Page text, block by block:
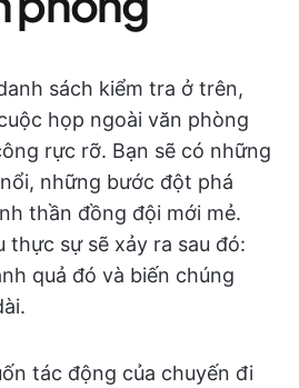
sách kiểm tra ở trên,
họp ngoài văn phòng
rực rỡ. Bạn sẽ có những
những bước đột phá
thần đồng đội mới mẻ.
thực sự sẽ xảy ra sau đó:
quả đó và biến chúng
tác động của chuyến đi